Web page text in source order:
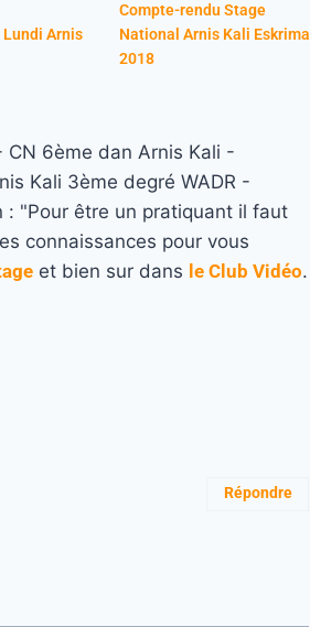
Arnis
Compte-rendu Stage
National Arnis Kali Eskrima
2018
CN 6ème dan Arnis Kali -
Kali 3ème degré WADR -
"Pour être un pratiquant il faut
connaissances pour vous
et bien sur dans le Club Vidéo.
Répondre